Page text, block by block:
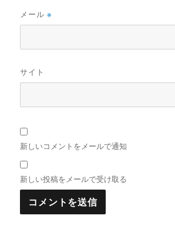
メール※
サイト
新しいコメントをメールで通知
新しい投稿をメールで受け取る